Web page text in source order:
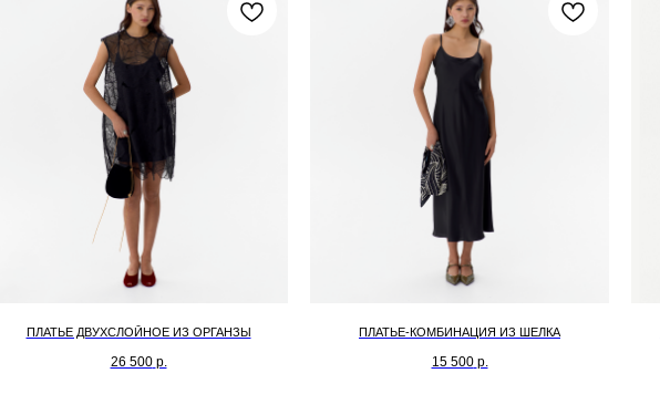
ПЛАТЬЕ ДВУХСЛОЙНОЕ ИЗ ОРГАНЗЫ
26 500 р.
ПЛАТЬЕ-КОМБИНАЦИЯ ИЗ ШЕЛКА
15 500 р.